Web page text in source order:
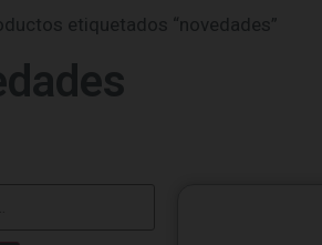
etiquetados “novedades”